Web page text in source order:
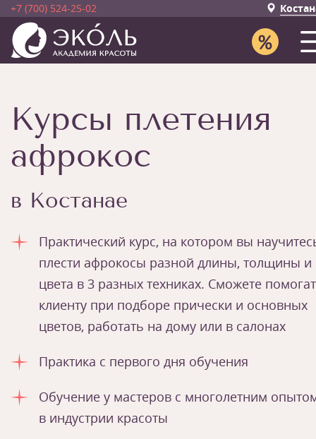
+7 (700) 524-25-02
Курсы плетения
афрокос
в Костанае
Практический курс, на котором вы
плести афрокосы разной длины, толщины и
цвета в 3 разных техниках. Сможете
клиенту при подборе прически и основных
цветов, работать на дому или в салонах
Практика с первого дня обучения
Обучение у мастеров с многолетним
в индустрии красоты